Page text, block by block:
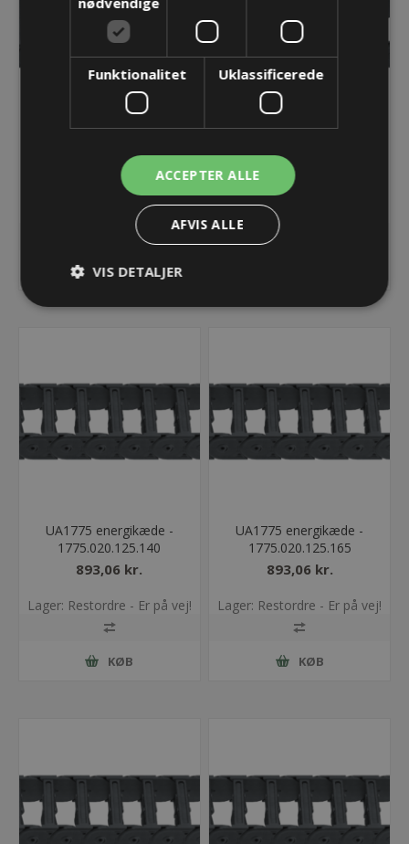
1775.020.125.090
893,06 kr.
Lager: Restordre - Er på vej!
KØB
1775.020.125.115
893,06 kr.
Lager: Restordre - Er på vej!
UA1775 energikæde -
1775.020.125.140
893,06 kr.
Lager: Restordre - Er på vej!
KØB
UA1775 energikæde -
1775.020.125.165
893,06 kr.
Lager: Restordre - Er på vej!
KØB
Funktionalitet Uklassificerede
ACCEPTER ALLE
AFVIS ALLE
VIS DETALJER